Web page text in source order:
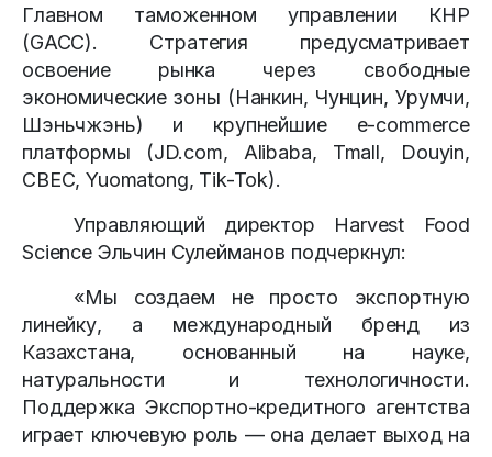
Главном таможенном управлении КНР
(GACC). Стратегия предусматривает
освоение рынка через свободные
экономические зоны (Нанкин, Чунцин, Урумчи,
Шэньчжэнь) и крупнейшие e-commerce
платформы (JD.com, Alibaba, Tmall, Douyin,
CBEC, Yuomatong, Tik-Tok).
Управляющий директор Harvest Food
Science Эльчин Сулейманов подчеркнул:
«Мы создаем не просто экспортную
линейку, а международный бренд из
Казахстана, основанный на науке,
натуральности и технологичности.
Поддержка Экспортно-кредитного агентства
играет ключевую роль — она делает выход на